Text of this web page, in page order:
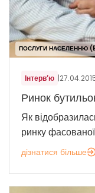
ПОСЛУГИ НАСЕЛЕННЮ
Інтерв’ю |
Ринок
Як
ринку
дізнатися більше